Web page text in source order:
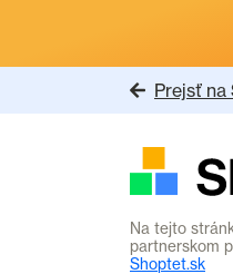
Prejsť na
Na tejto
partnerskom
Shoptet.sk